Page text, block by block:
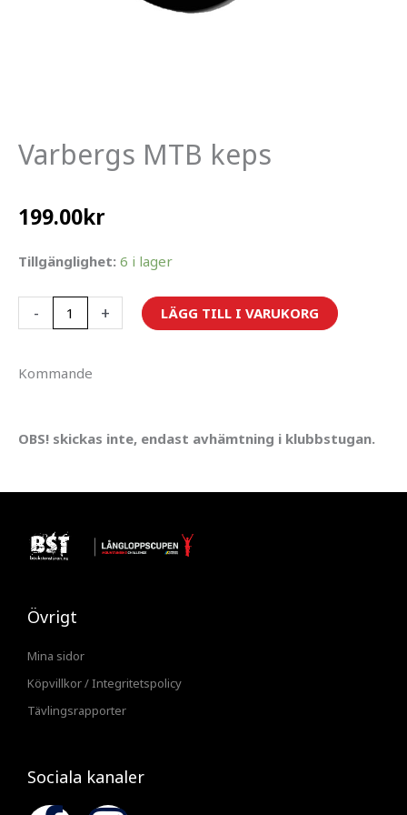
Varbergs MTB keps
199.00kr
Tillgänglighet: 6 i lager
-
Varbergs
mängd
+ LÄGG TILL I VARUKORG
Kommande
OBS! skickas inte, endast avhämtning i klubbstugan.
Övrigt
Mina sidor
Köpvillkor / Integritetspolicy
Tävlingsrapporter
Sociala kanaler